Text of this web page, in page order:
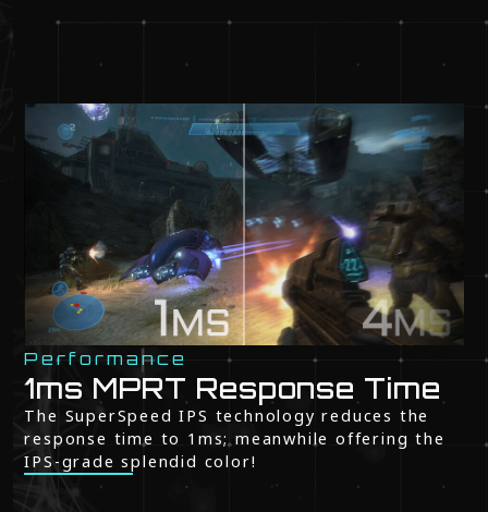
Performance
1ms MPRT Response Time
The SuperSpeed IPS technology reduces the
response time to 1ms; meanwhile offering the
IPS-grade splendid color!